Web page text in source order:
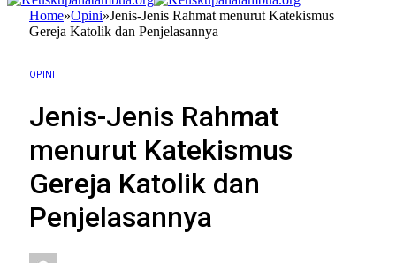
Home»Opini»Jenis-Jenis Rahmat menurut Katekismus
Gereja Katolik dan Penjelasannya
OPINI
Jenis-Jenis Rahmat
menurut Katekismus
Gereja Katolik dan
Penjelasannya